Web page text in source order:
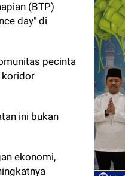
(BTP)
day" di
pecinta
koridor
ini bukan
ekonomi,